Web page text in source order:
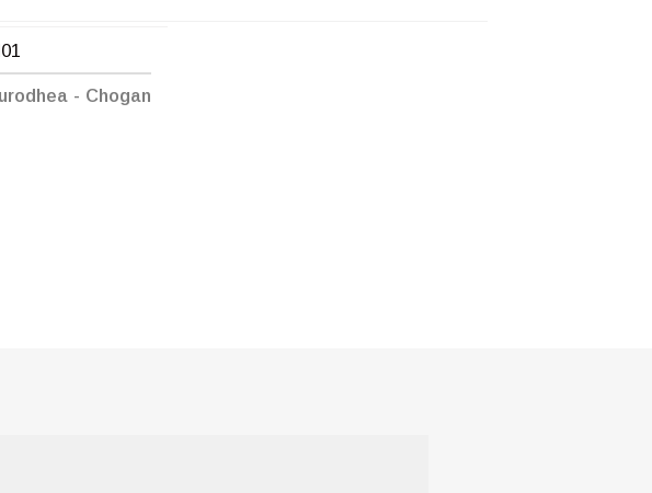
- Chogan